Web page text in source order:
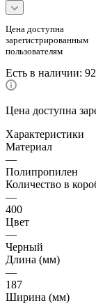
Цена доступна
зарегистрированным
пользователям
Есть в наличии:
Цена доступна
Характеристики
Материал
—
Полипропилен
Количество в
—
400
Цвет
—
Черный
Длина (мм)
—
187
Ширина (мм)